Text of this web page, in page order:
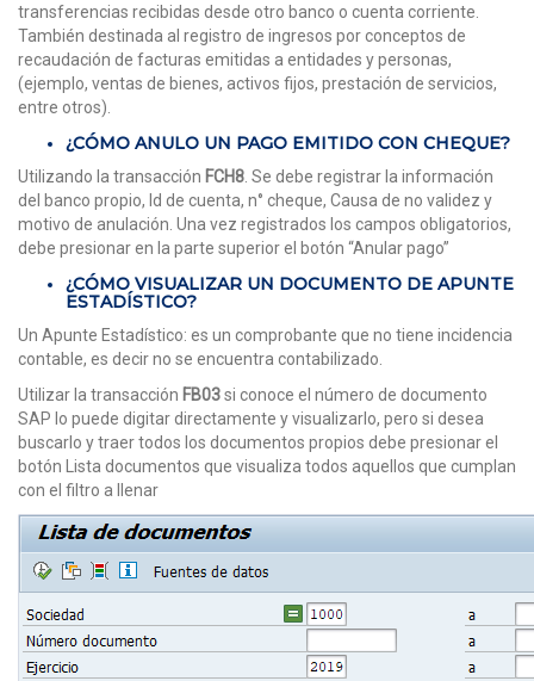
transferencias recibidas desde otro banco o cuenta corriente.
También destinada al registro de ingresos por conceptos de
recaudación de facturas emitidas a entidades y personas,
(ejemplo, ventas de bienes, activos fijos, prestación de servicios,
entre otros).
¿CÓMO ANULO UN PAGO EMITIDO CON CHEQUE?
Utilizando la transacción FCH8 . Se debe registrar la información
del banco propio, Id de cuenta, n° cheque, Causa de no validez y
motivo de anulación. Una vez registrados los campos obligatorios,
debe presionar en la parte superior el botón “Anular pago”
¿CÓMO VISUALIZAR UN DOCUMENTO DE APUNTE
ESTADÍSTICO?
Un Apunte Estadístico: es un comprobante que no tiene incidencia
contable, es decir no se encuentra contabilizado.
Utilizar la transacción FB03si conoce el número de documento
SAP lo puede digitar directamente y visualizarlo, pero si desea
buscarlo y traer todos los documentos propios debe presionar el
botón Lista documentos que visualiza todos aquellos que cumplan
con el filtro a llenar